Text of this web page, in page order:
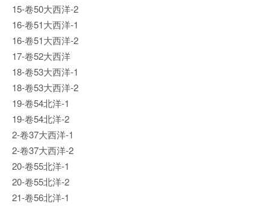
15-卷50大西洋-2
16-卷51大西洋-1
16-卷51大西洋-2
17-卷52大西洋
18-卷53大西洋-1
18-卷53大西洋-2
19-卷54北洋-1
19-卷54北洋-2
2-卷37大西洋-1
2-卷37大西洋-2
20-卷55北洋-1
20-卷55北洋-2
21-卷56北洋-1